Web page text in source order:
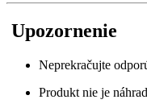
Upozornenie
Neprekračujte
Produkt nie je